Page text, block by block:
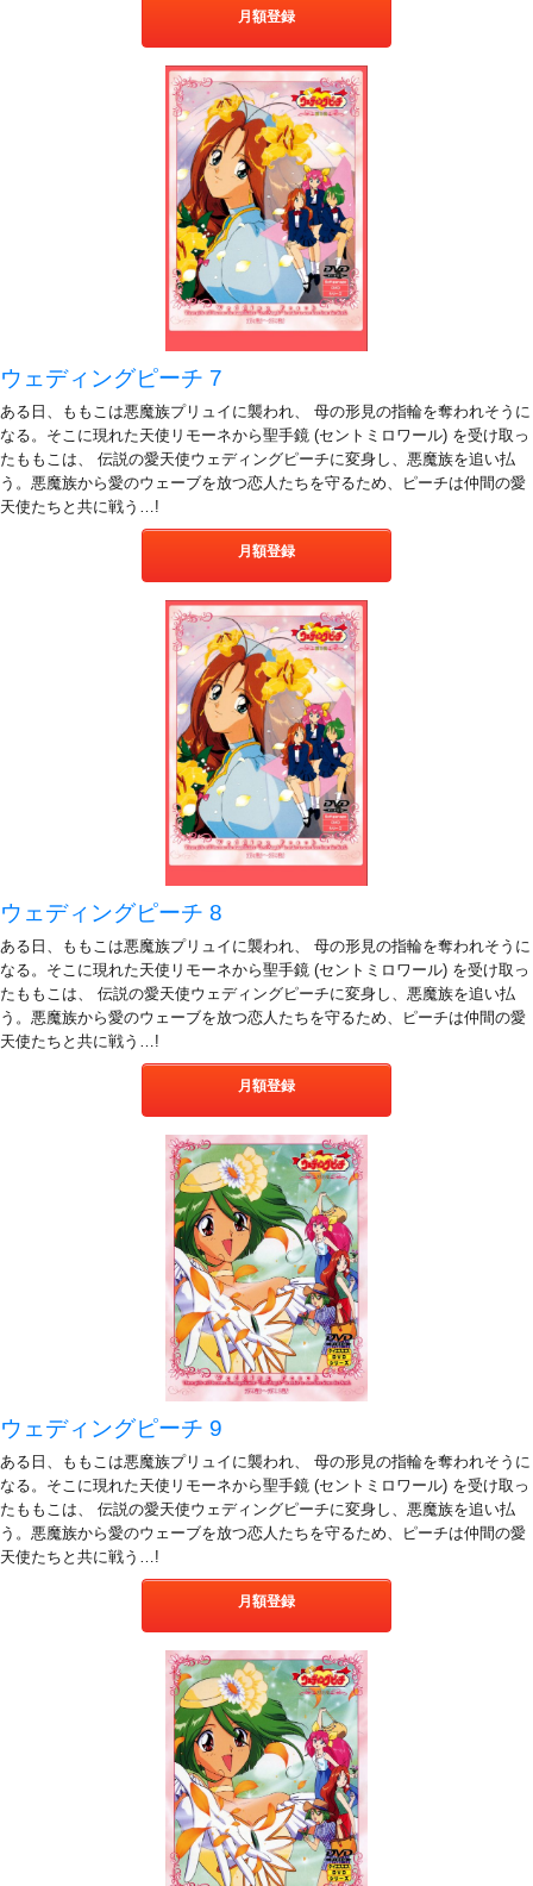
月額登録
ウェディングピーチ 7
ある日、ももこは悪魔族プリュイに襲われ、 母の形見の指輪を奪われそうに
なる。そこに現れた天使リモーネから聖手鏡 (セントミロワール) を受け取っ
たももこは、 伝説の愛天使ウェディングピーチに変身し、悪魔族を追い払
う。悪魔族から愛のウェーブを放つ恋人たちを守るため、ピーチは仲間の愛
天使たちと共に戦う…!
月額登録
ウェディングピーチ 8
ある日、ももこは悪魔族プリュイに襲われ、 母の形見の指輪を奪われそうに
なる。そこに現れた天使リモーネから聖手鏡 (セントミロワール) を受け取っ
たももこは、 伝説の愛天使ウェディングピーチに変身し、悪魔族を追い払
う。悪魔族から愛のウェーブを放つ恋人たちを守るため、ピーチは仲間の愛
天使たちと共に戦う…!
月額登録
ウェディングピーチ 9
ある日、ももこは悪魔族プリュイに襲われ、 母の形見の指輪を奪われそうに
なる。そこに現れた天使リモーネから聖手鏡 (セントミロワール) を受け取っ
たももこは、 伝説の愛天使ウェディングピーチに変身し、悪魔族を追い払
う。悪魔族から愛のウェーブを放つ恋人たちを守るため、ピーチは仲間の愛
天使たちと共に戦う…!
月額登録